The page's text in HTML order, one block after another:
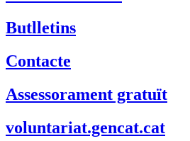
Butlletins
Contacte
Assessorament gratuït
voluntariat.gencat.cat